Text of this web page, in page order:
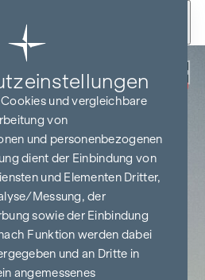
PROVISIONSFREI
BIS BAUBEGINN
und vergleichbare
von
und personenbezogenen
dient der Einbindung von
und Elementen Dritter,
Messung, der
sowie der Einbindung
Funktion werden dabei
und an Dritte in
angemessenes